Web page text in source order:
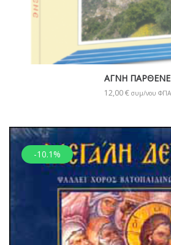
ΑΓΝΗ ΠΑΡΘΕΝΕ
12,00€ συμ/νου ΦΠΑ
-10.1%